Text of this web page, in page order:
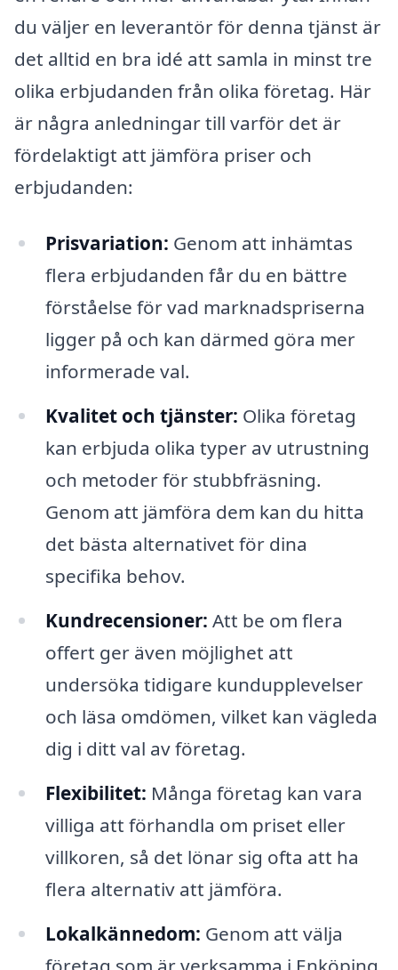
du väljer en leverantör för denna tjänst är
det alltid en bra idé att samla in minst tre
olika erbjudanden från olika företag. Här
är några anledningar till varför det är
fördelaktigt att jämföra priser och
erbjudanden:
Prisvariation: Genom att inhämtas
flera erbjudanden får du en bättre
förståelse för vad marknadspriserna
ligger på och kan därmed göra mer
informerade val.
Kvalitet och tjänster: Olika företag
kan erbjuda olika typer av utrustning
och metoder för stubbfräsning.
Genom att jämföra dem kan du hitta
det bästa alternativet för dina
specifika behov.
Kundrecensioner: Att be om flera
offert ger även möjlighet att
undersöka tidigare kundupplevelser
och läsa omdömen, vilket kan vägleda
dig i ditt val av företag.
Flexibilitet: Många företag kan vara
villiga att förhandla om priset eller
villkoren, så det lönar sig ofta att ha
flera alternativ att jämföra.
Lokalkännedom: Genom att välja